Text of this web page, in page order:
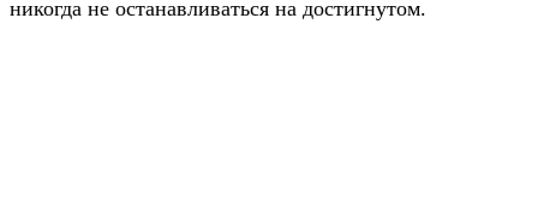
никогда не останавливаться на достигнутом.